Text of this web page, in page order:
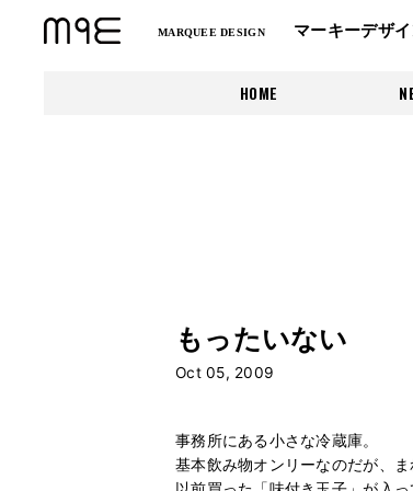
MARQUEE DESIGN マーキーデザ
HOME
もったいない
Oct 05, 2009
事務所にある小さな冷蔵庫。
基本飲み物オンリーなのだが、